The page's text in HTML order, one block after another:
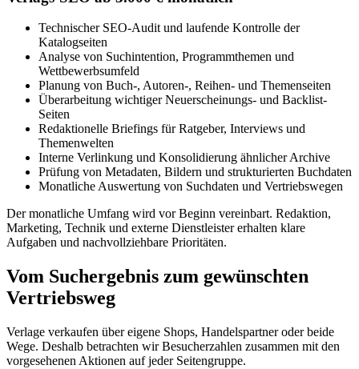
Technischer SEO-Audit und laufende Kontrolle der
Katalogseiten
Analyse von Suchintention, Programmthemen und
Wettbewerbsumfeld
Planung von Buch-, Autoren-, Reihen- und Themenseiten
Überarbeitung wichtiger Neuerscheinungs- und Backlist-
Seiten
Redaktionelle Briefings für Ratgeber, Interviews und
Themenwelten
Interne Verlinkung und Konsolidierung ähnlicher Archive
Prüfung von Metadaten, Bildern und strukturierten Buchdaten
Monatliche Auswertung von Suchdaten und Vertriebswegen
Der monatliche Umfang wird vor Beginn vereinbart. Redaktion,
Marketing, Technik und externe Dienstleister erhalten klare
Aufgaben und nachvollziehbare Prioritäten.
Vom Suchergebnis zum gewünschten
Vertriebsweg
Verlage verkaufen über eigene Shops, Handelspartner oder beide
Wege. Deshalb betrachten wir Besucherzahlen zusammen mit den
vorgesehenen Aktionen auf jeder Seitengruppe.